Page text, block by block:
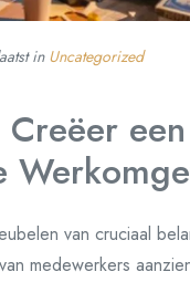
inUncategorized
een
van cruciaal
medewerkers